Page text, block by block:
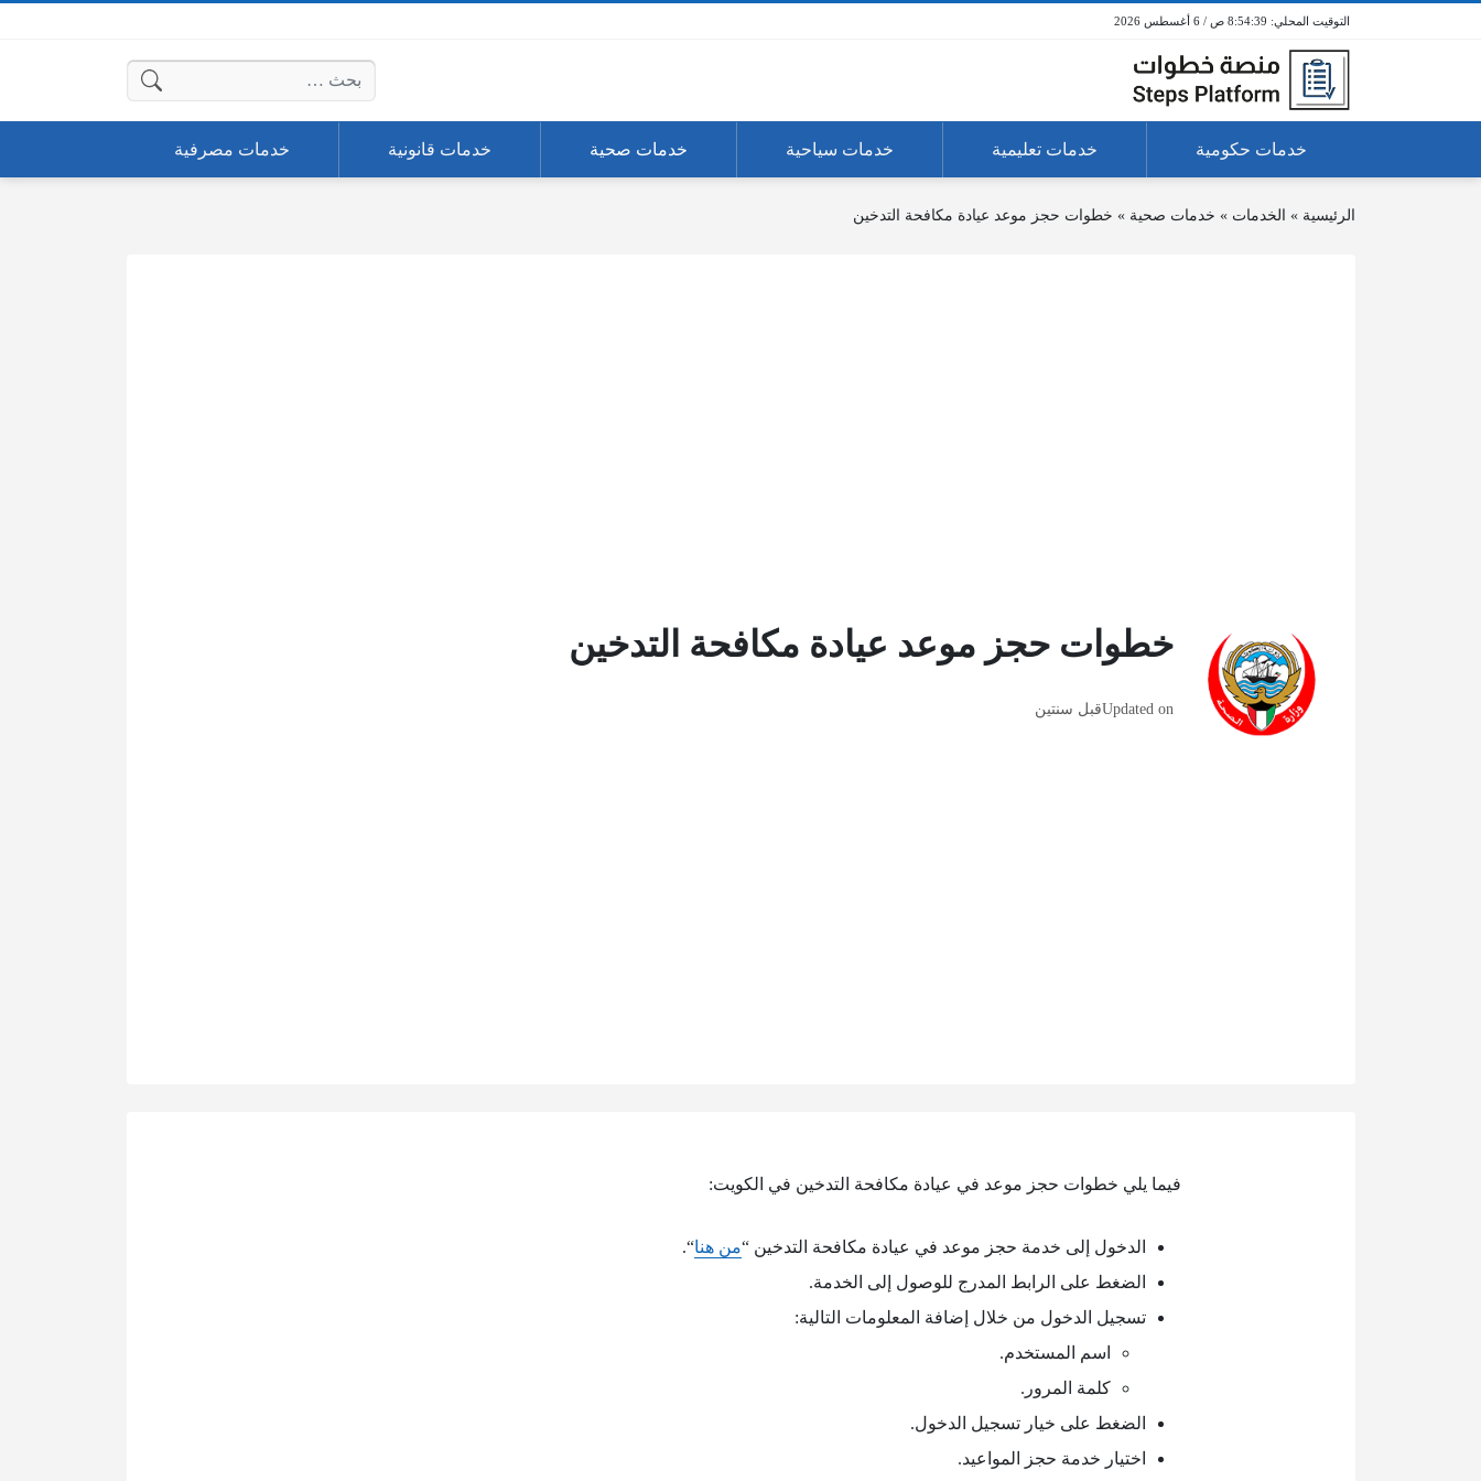
8:54:40 ص / 6 أغسطس 2026
البحث عن:
خدمات حكومية خدمات تعليمية خدمات سياحية خدمات صحية خدمات قانونية خدمات مصرفية
الرئيسية » الخدمات » خدمات صحية » خطوات حجز موعد عيادة مكافحة التدخين
خطوات حجز موعد عيادة مكافحة التدخين
Updated onقبل سنتين
فيما يلي خطوات حجز موعد في عيادة مكافحة التدخين في الكويت:
الدخول إلى خدمة حجز موعد في عيادة مكافحة التدخين “من هنا“.
الضغط على الرابط المدرج للوصول إلى الخدمة.
تسجيل الدخول من خلال إضافة المعلومات التالية:
اسم المستخدم.
كلمة المرور.
الضغط على خيار تسجيل الدخول.
اختيار خدمة حجز المواعيد.